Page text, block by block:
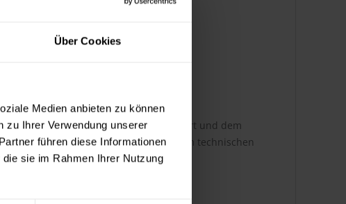
Über Cookies
Medien anbieten zu können
zu Ihrer Verwendung unserer
führen diese Informationen
sie im Rahmen Ihrer Nutzung
ist dabei abhängig von der Auftragsart und dem
Weitere Infos entnehmen Sie bitte dem technischen